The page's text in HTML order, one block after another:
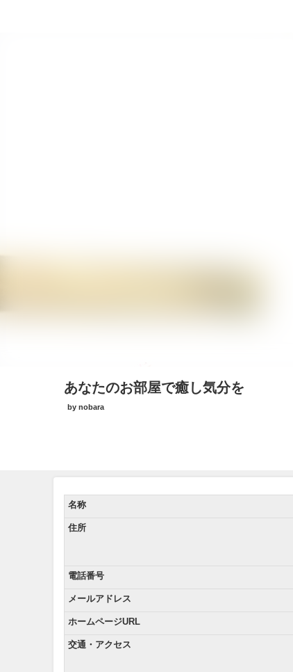
あなたのお部屋で癒し気分を
by nobara
名称
住所
電話番号
メールアドレス
ホームページURL
交通・アクセス